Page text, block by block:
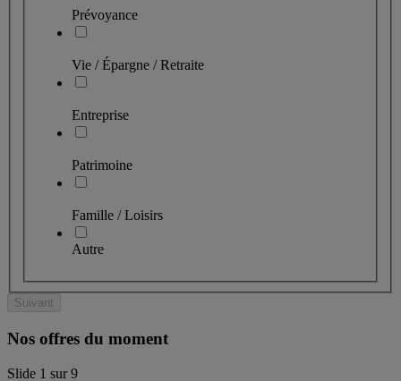
Prévoyance
Vie / Épargne / Retraite
Entreprise
Patrimoine
Famille / Loisirs
Autre
Suivant
Nos offres du moment
Slide 1 sur9